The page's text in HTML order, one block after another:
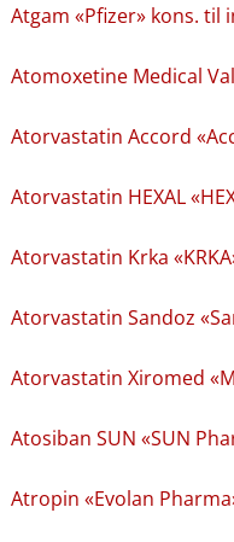
Atgam «Pfizer» kons. til
Atomoxetine Medical
Atorvastatin Accord
Atorvastatin HEXAL
Atorvastatin Krka
Atorvastatin Sandoz
Atorvastatin Xiromed
Atosiban SUN «SUN
Atropin «Evolan